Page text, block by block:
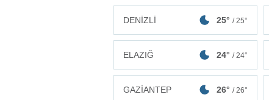
DENİZLİ 25° / 25°
ELAZIĞ 24° / 24°
GAZİANTEP 26° / 26°